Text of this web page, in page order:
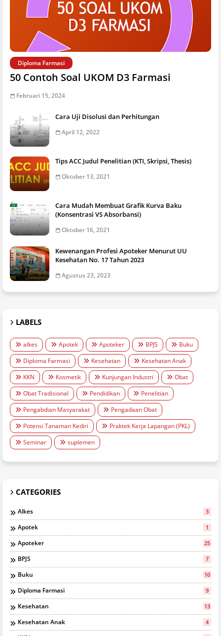
Diploma Farmasi
50 Contoh Soal UKOM D3 Farmasi
Februari 15, 2024
Cara Uji Disolusi dan Perhitungan
April 12, 2022
Tips ACC Judul Penelitian (KTI, Skripsi, Thesis)
Oktober 13, 2021
Cara Mudah Membuat Grafik Kurva Baku
(Konsentrasi VS Absorbansi)
Oktober 16, 2021
Kewenangan Profesi Apoteker Menurut UU
Kesehatan No. 17 Tahun 2023
Agustus 23, 2023
LABELS
alkes Apotek Apoteker BPJS
Buku
Diploma Farmasi
Kesehatan
Kesehatan Anak
KKN
Kosmetik Kunjungan Industri
Obat
Obat Tradisional
Pendidikan
Penelitian
Pengabdian Masyarakat
Pengadaan Obat
Potensi Tanaman Kediri
Praktek Kerja Lapangan (PKL)
Seminar
suplemen
CATEGORIES
Alkes 3
Apotek 1
Apoteker 25
BPJS 7
Buku 10
Diploma Farmasi 9
Kesehatan 13
Kesehatan Anak 4